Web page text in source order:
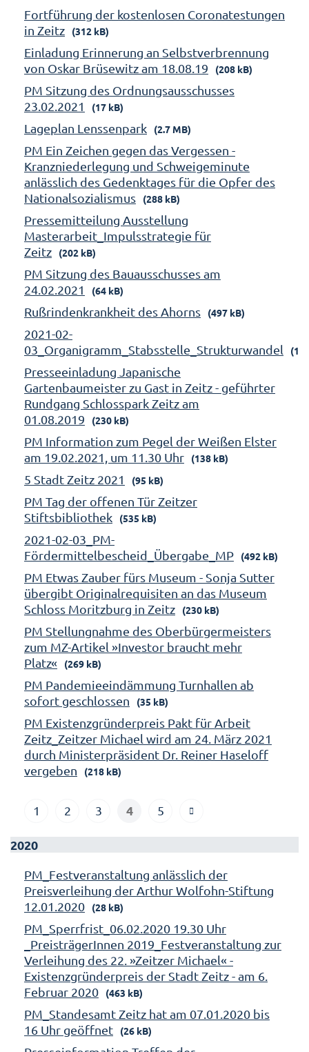
Fortführung der kostenlosen Coronatestungen
in Zeitz
(312 kB)
Einladung Erinnerung an Selbstverbrennung
von Oskar Brüsewitz am 18.08.19
(208 kB)
PM Sitzung des Ordnungsausschusses
23.02.2021
(17 kB)
Lageplan Lenssenpark (2.7 MB)
PM Ein Zeichen gegen das Vergessen -
Kranzniederlegung und Schweigeminute
anlässlich des Gedenktages für die Opfer des
Nationalsozialismus
(288 kB)
Pressemitteilung Ausstellung
Masterarbeit_Impulsstrategie für
Zeitz
(202 kB)
PM Sitzung des Bauausschusses am
24.02.2021
(64 kB)
Rußrindenkrankheit des Ahorns (497 kB)
2021-02-
03_Organigramm_Stabsstelle_Strukturwandel
Presseeinladung Japanische
Gartenbaumeister zu Gast in Zeitz - geführter
Rundgang Schlosspark Zeitz am
01.08.2019
(230 kB)
PM Information zum Pegel der Weißen Elster
am 19.02.2021, um 11.30 Uhr
(138 kB)
5 Stadt Zeitz 2021 (95 kB)
PM Tag der offenen Tür Zeitzer
Stiftsbibliothek
(535 kB)
2021-02-03_PM-
Fördermittelbescheid_Übergabe_MP
(492 kB)
PM Etwas Zauber fürs Museum - Sonja Sutter
übergibt Originalrequisiten an das Museum
Schloss Moritzburg in Zeitz
(230 kB)
PM Stellungnahme des Oberbürgermeisters
zum MZ-Artikel »Investor braucht mehr
Platz«
(269 kB)
PM Pandemieeindämmung Turnhallen ab
sofort geschlossen
(35 kB)
PM Existenzgründerpreis Pakt für Arbeit
Zeitz_Zeitzer Michael wird am 24. März 2021
durch Ministerpräsident Dr. Reiner Haseloff
vergeben
(218 kB)
1 2 3 4 5
2020
PM_Festveranstaltung anlässlich der
Preisverleihung der Arthur Wolfohn-Stiftung
12.01.2020
(28 kB)
PM_Sperrfrist_06.02.2020 19.30 Uhr
_PreisträgerInnen 2019_Festveranstaltung zur
Verleihung des 22. »Zeitzer Michael« -
Existenzgründerpreis der Stadt Zeitz - am 6.
Februar 2020
(463 kB)
PM_Standesamt Zeitz hat am 07.01.2020 bis
16 Uhr geöffnet
(26 kB)